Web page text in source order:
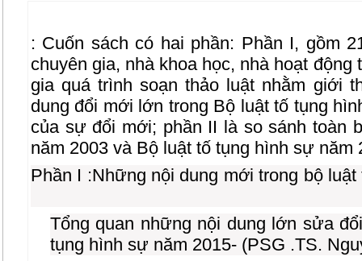
: Cuốn sách có hai phần: Phần I, gồm
chuyên gia, nhà khoa học, nhà hoạt
gia quá trình soạn thảo luật nhằm giới
dung đổi mới lớn trong Bộ luật tố tụng
của sự đổi mới; phần II là so sánh toàn
năm 2003 và Bộ luật tố tụng hình sự năm
Phần I :Những nội dung mới trong bộ
Tổng quan những nội dung lớn sửa
tụng hình sự năm 2015- (PSG .TS.